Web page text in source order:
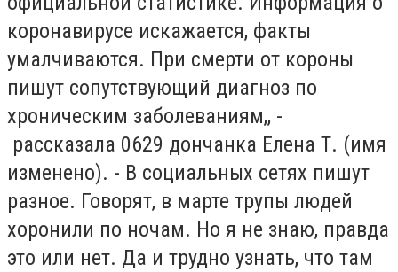
коронавирусе искажается, факты
умалчиваются. При смерти от короны
пишут сопутствующий диагноз по
хроническим заболеваниям,, -
рассказала 0629 дончанка Елена Т. (имя
изменено). - В социальных сетях пишут
разное. Говорят, в марте трупы людей
хоронили по ночам. Но я не знаю, правда
это или нет. Да и трудно узнать, что там